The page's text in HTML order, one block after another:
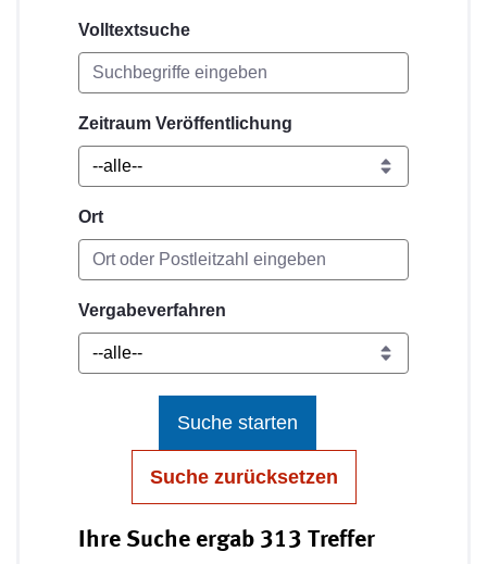
Volltextsuche
Zeitraum Veröffentlichung
Ort
Vergabeverfahren
Suche starten
Suche zurücksetzen
Ihre Suche ergab 313 Treffer